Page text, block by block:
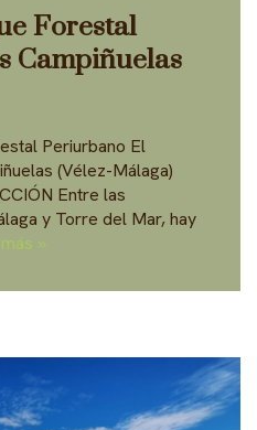
Forestal
Campiñuelas
Periurbano El
(Vélez-Málaga)
Entre las
y Torre del Mar, hay
»